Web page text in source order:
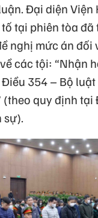
Đại diện Viện
tại phiên tòa đã
nghị mức án đối
các tội: “Nhận
354 – Bộ
(theo quy định tại
sự).